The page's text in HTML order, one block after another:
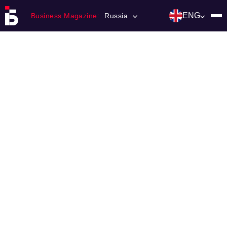
Business Magazine: Russia ENG